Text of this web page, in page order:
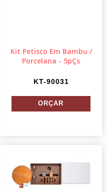
Kit Petisco Em Bambu /
Porcelana - 5pÇs
KT-90031